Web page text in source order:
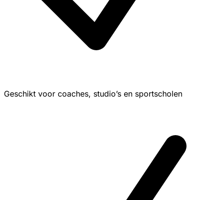
Geschikt voor coaches, studio’s en sportscholen